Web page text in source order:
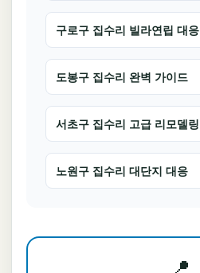
구로구 집수리 빌라연립 대응
도봉구 집수리 완벽 가이드
서초구 집수리 고급 리모델링
노원구 집수리 대단지 대응